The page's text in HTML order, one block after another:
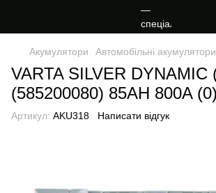
Акумулятори Автомобільні акумулятори
VARTA SILVER DYNAMIC
(585200080) 85AH 800A (0)
Артикул: AKU318 Написати відгук